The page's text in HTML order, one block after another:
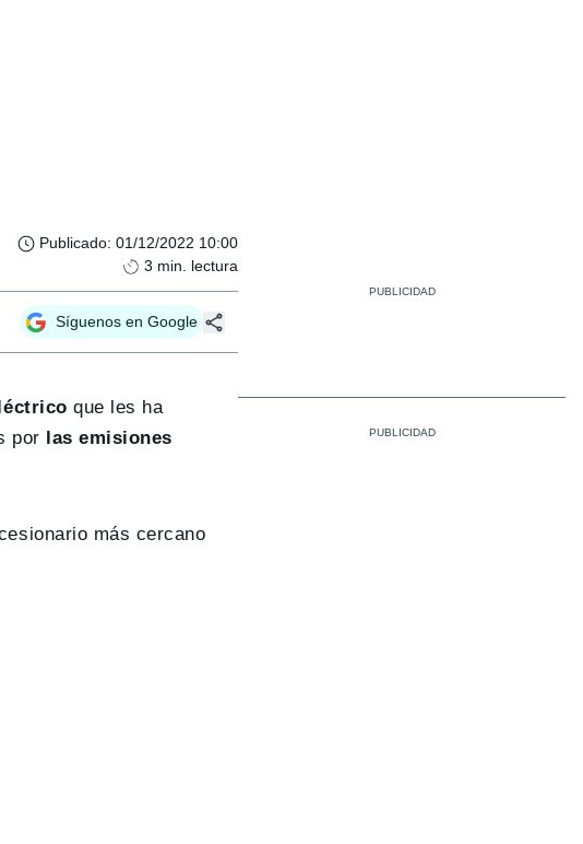
Publicado: 01/12/2022 10:00
3 min. lectura
Síguenos en Google
que les ha
por las emisiones
más cercano